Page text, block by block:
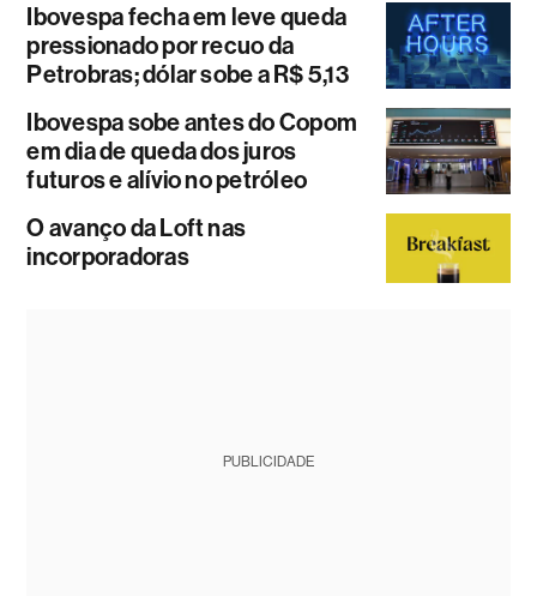
Ibovespa fecha em leve queda
pressionado por recuo da
Petrobras; dólar sobe a R$ 5,13
Ibovespa sobe antes do Copom
em dia de queda dos juros
futuros e alívio no petróleo
O avanço da Loft nas
incorporadoras
PUBLICIDADE